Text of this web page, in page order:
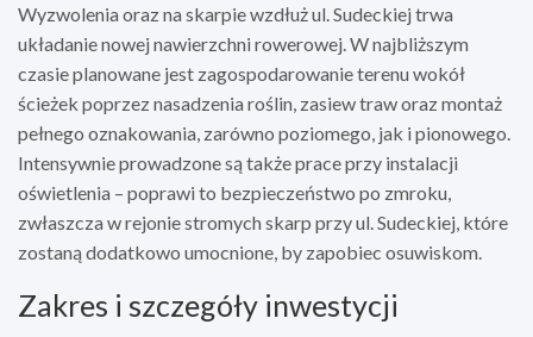
Wyzwolenia oraz na skarpie wzdłuż ul. Sudeckiej trwa
układanie nowej nawierzchni rowerowej. W najbliższym
czasie planowane jest zagospodarowanie terenu wokół
ścieżek poprzez nasadzenia roślin, zasiew traw oraz montaż
pełnego oznakowania, zarówno poziomego, jak i pionowego.
Intensywnie prowadzone są także prace przy instalacji
oświetlenia – poprawi to bezpieczeństwo po zmroku,
zwłaszcza w rejonie stromych skarp przy ul. Sudeckiej, które
zostaną dodatkowo umocnione, by zapobiec osuwiskom.
Zakres i szczegóły inwestycji